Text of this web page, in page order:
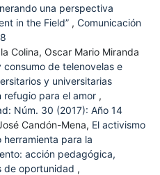
una perspectiva
in the Field” , Comunicación
Colina, Oscar Mario Miranda
consumo de telenovelas e
y universitarias
refugio para el amor ,
Núm. 30 (2017): Año 14
Candón-Mena, El activismo
para la
acción pedagógica,
de oportunidad ,